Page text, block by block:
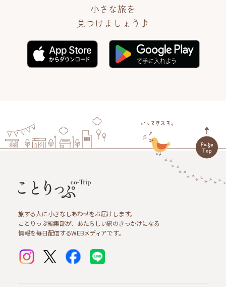
小さな旅を
見つけましょう♪
旅する人に小さなしあわせをお届けします。
ことりっぷ編集部が、あたらしい旅のきっかけになる
情報を毎日配信するWEBメディアです。